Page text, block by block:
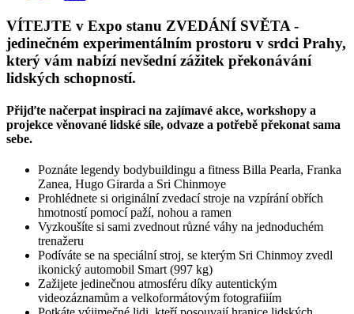
VÍTEJTE v Expo stanu ZVEDÁNÍ SVĚTA -
jedinečném experimentálním prostoru v srdci Prahy,
který vám nabízí nevšední zážitek překonávání
lidských schopností.
Přijďte načerpat inspiraci na zajímavé akce, workshopy a
projekce věnované lidské síle, odvaze a potřebě překonat sama
sebe.
Poznáte legendy bodybuildingu a fitness Billa Pearla, Franka
Zanea, Hugo Girarda a Sri Chinmoye
Prohlédnete si originální zvedací stroje na vzpírání obřích
hmotností pomocí paží, nohou a ramen
Vyzkoušíte si sami zvednout různé váhy na jednoduchém
trenažeru
Podíváte se na speciální stroj, se kterým Sri Chinmoy zvedl
ikonický automobil Smart (997 kg)
Zažijete jedinečnou atmosféru díky autentickým
videozáznamům a velkoformátovým fotografiiím